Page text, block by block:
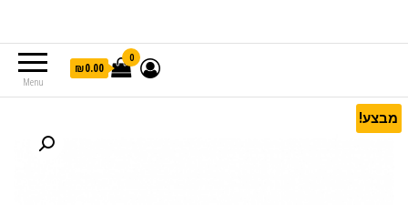
Menu
0
₪0.00
מבצע!